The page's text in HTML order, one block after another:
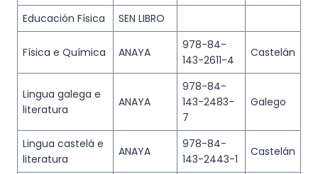
Educación Física SEN LIBRO
Física e Química ANAYA
978-84-
143-2611-4
Castelán
Lingua galega e
literatura
ANAYA
978-84-
143-2483-
7
Galego
Lingua castelá e
literatura
ANAYA
978-84-
143-2443-1
Castelán